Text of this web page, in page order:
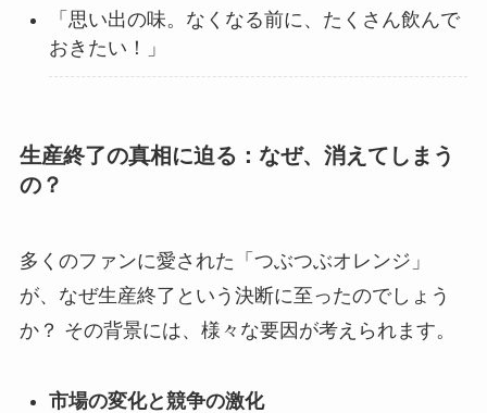
「思い出の味。なくなる前に、たくさん飲んで
おきたい！」
生産終了の真相に迫る：なぜ、消えてしまう
の？
多くのファンに愛された「つぶつぶオレンジ」
が、なぜ生産終了という決断に至ったのでしょう
か？ その背景には、様々な要因が考えられます。
市場の変化と競争の激化